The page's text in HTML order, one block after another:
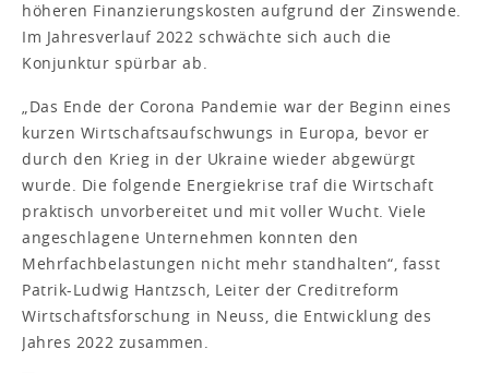
höheren Finanzierungskosten aufgrund der Zinswende.
Im Jahresverlauf 2022 schwächte sich auch die
Konjunktur spürbar ab.
„Das Ende der Corona Pandemie war der Beginn eines
kurzen Wirtschaftsaufschwungs in Europa, bevor er
durch den Krieg in der Ukraine wieder abgewürgt
wurde. Die folgende Energiekrise traf die Wirtschaft
praktisch unvorbereitet und mit voller Wucht. Viele
angeschlagene Unternehmen konnten den
Mehrfachbelastungen nicht mehr standhalten“, fasst
Patrik-Ludwig Hantzsch, Leiter der Creditreform
Wirtschaftsforschung in Neuss, die Entwicklung des
Jahres 2022 zusammen.